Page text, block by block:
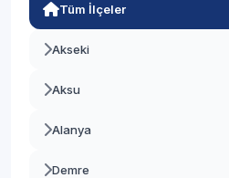
Tüm İlçeler
Akseki
Aksu
Alanya
Demre